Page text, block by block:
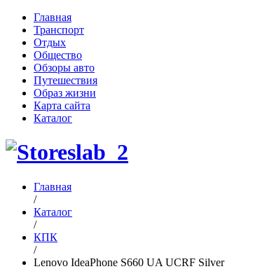
Главная
Транспорт
Отдых
Общество
Обзоры авто
Путешествия
Образ жизни
Карта сайта
Каталог
Главная
/
Каталог
/
КПК
/
Lenovo IdeaPhone S660 UA UCRF Silver